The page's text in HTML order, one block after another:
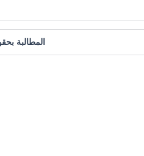
المطالبة